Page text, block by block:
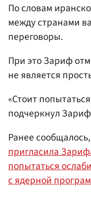
По словам
между странами
переговоры.
При это Зариф
не является
«Стоит
подчеркнул
Ранее
пригласила
попытаться
с ядерной